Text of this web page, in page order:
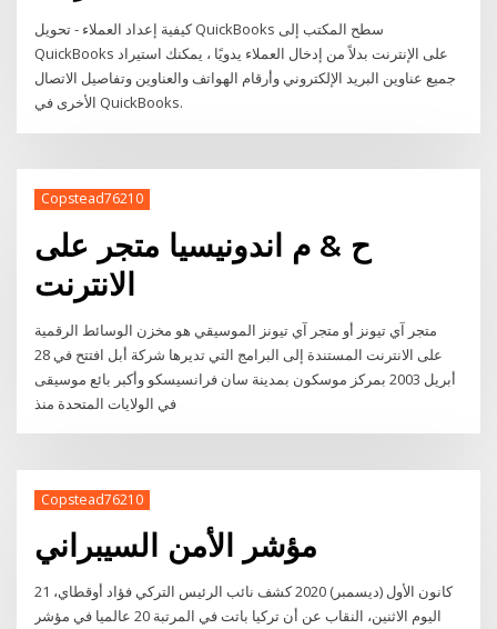
كيفية إعداد العملاء - تحويل QuickBooks سطح المكتب إلى
QuickBooks على الإنترنت بدلاً من إدخال العملاء يدويًا ، يمكنك استيراد
جميع عناوين البريد الإلكتروني وأرقام الهواتف والعناوين وتفاصيل الاتصال
الأخرى في QuickBooks.
Copstead76210
ح & م اندونيسيا متجر على
الانترنت
متجر آي تيونز أو متجر آي تيونز الموسيقي هو مخزن الوسائط الرقمية
على الانترنت المستندة إلى البرامج التي تديرها شركة أبل افتتح في 28
أبريل 2003 بمركز موسكون بمدينة سان فرانسيسكو وأكبر بائع موسيقى
في الولايات المتحدة منذ
Copstead76210
مؤشر الأمن السيبراني
21 كانون الأول (ديسمبر) 2020 كشف نائب الرئيس التركي فؤاد أوقطاي،
اليوم الاثنين، النقاب عن أن تركيا باتت في المرتبة 20 عالميا في مؤشر